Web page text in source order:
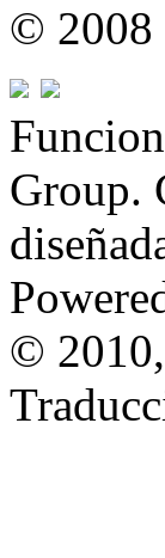
© 2008
Group.
©